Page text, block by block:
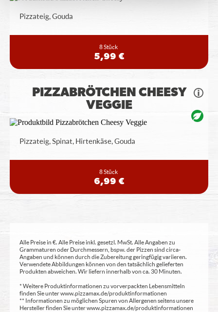
Pizzateig, Gouda
8 Stück
5,99 €
PIZZABRÖTCHEN CHEESY
VEGGIE
Pizzateig, Spinat, Hirtenkäse, Gouda
8 Stück
6,99 €
Alle Preise in €. Alle Preise inkl. gesetzl. MwSt. Alle Angaben zu
Grammaturen oder Durchmessern, bspw. der Pizzen sind circa-
Angaben und können durch die Zubereitung geringfügig variieren.
Verwendete Abbildungen können von den tatsächlich gelieferten
Produkten abweichen. Wir liefern innerhalb von ca. 30 Minuten.
* Weitere Produktinformationen zu vorverpackten Lebensmitteln
finden Sie unter www.pizzamax.de/produktinformationen
** Informationen zu möglichen Spuren von Allergenen seitens unsere
Hersteller finden Sie unter www.pizzamax.de/produktinformationen